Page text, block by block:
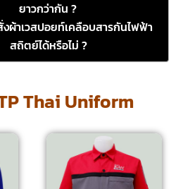
ยาวกว่ากัน ?
งผ้าเวสปอยท์เคลือบสารกันไฟฟ้า
สถิตย์ได้หรือไม่ ?
Thai Uniform